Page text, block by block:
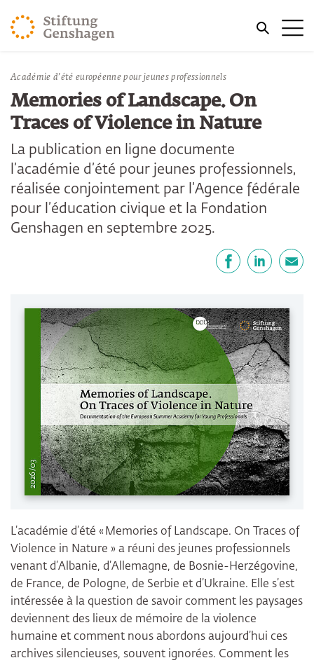
REVENIR AU CONTENU PRINCIPAL
REVENIR À LA RECHERCHE
Vous êtes ici:
Accueil Publications
Académie d’été européenne pour jeunes professionnels
Memories of Landscape. On
Traces of Violence in Nature
La publication en ligne documente
l’académie d’été pour jeunes professionnels,
réalisée conjointement par l’Agence fédérale
pour l’éducation civique et la Fondation
Genshagen en septembre 2025.
L’académie d’été « Memories of Landscape. On Traces of
Violence in Nature » a réuni des jeunes professionnels
venant d’Albanie, d’Allemagne, de Bosnie-Herzégovine,
de France, de Pologne, de Serbie et d’Ukraine. Elle s’est
intéressée à la question de savoir comment les paysages
deviennent des lieux de mémoire de la violence
humaine et comment nous abordons aujourd’hui ces
archives silencieuses, souvent ignorées. Comment les